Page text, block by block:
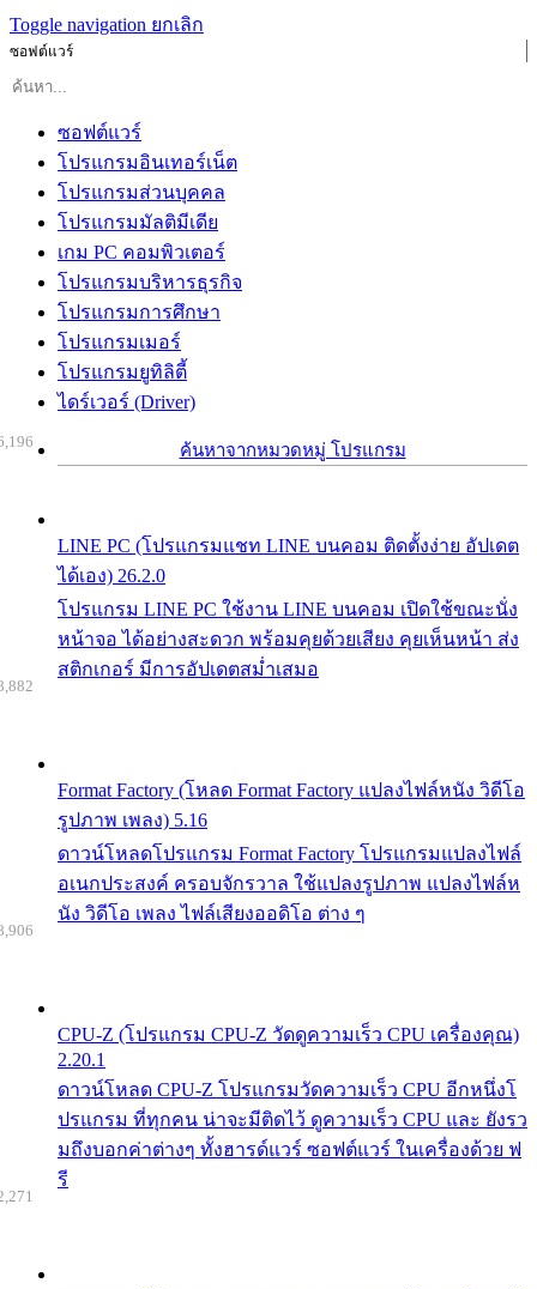
Toggle navigation ยกเลิก
ซอฟต์แวร์
ซอฟต์แวร์
โปรแกรมอินเทอร์เน็ต
โปรแกรมส่วนบุคคล
โปรแกรมมัลติมีเดีย
เกม PC คอมพิวเตอร์
โปรแกรมบริหารธุรกิจ
โปรแกรมการศึกษา
โปรแกรมเมอร์
โปรแกรมยูทิลิตี้
ไดร์เวอร์ (Driver)
ค้นหาจากหมวดหมู่ โปรแกรม
LINE PC (โปรแกรมแชท LINE บนคอม ติดตั้งง่าย อัปเดต
ได้เอง) 26.2.0
โปรแกรม LINE PC ใช้งาน LINE บนคอม เปิดใช้ขณะนั่ง
หน้าจอ ได้อย่างสะดวก พร้อมคุยด้วยเสียง คุยเห็นหน้า ส่ง
สติกเกอร์ มีการอัปเดตสม่ำเสมอ
Format Factory (โหลด Format Factory แปลงไฟล์หนัง วิดีโอ
รูปภาพ เพลง) 5.16
ดาวน์โหลดโปรแกรม Format Factory โปรแกรมแปลงไฟล์
อเนกประสงค์ ครอบจักรวาล ใช้แปลงรูปภาพ แปลงไฟล์ห
นัง วิดีโอ เพลง ไฟล์เสียงออดิโอ ต่าง ๆ
CPU-Z (โปรแกรม CPU-Z วัดดูความเร็ว CPU เครื่องคุณ)
2.20.1
ดาวน์โหลด CPU-Z โปรแกรมวัดความเร็ว CPU อีกหนึ่งโ
ปรแกรม ที่ทุกคน น่าจะมีติดไว้ ดูความเร็ว CPU และ ยังรว
มถึงบอกค่าต่างๆ ทั้งฮารด์แวร์ ซอฟต์แวร์ ในเครื่องด้วย ฟ
รี